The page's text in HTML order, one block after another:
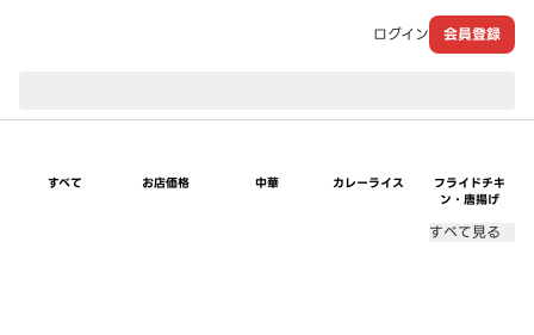
ログイン 会員登録
すべて お店価格 中華 カレーライス
フライドチキ
ン・唐揚げ
すべて見る